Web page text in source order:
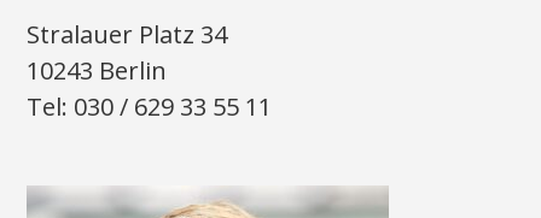
Stralauer Platz 34
10243 Berlin
Tel: 030 / 629 33 55 11